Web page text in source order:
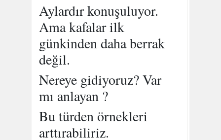
Aylardır konuşuluyor.
Ama kafalar ilk
günkinden daha berrak
değil.
Nereye gidiyoruz? Var
mı anlayan ?
Bu türden örnekleri
arttırabiliriz.